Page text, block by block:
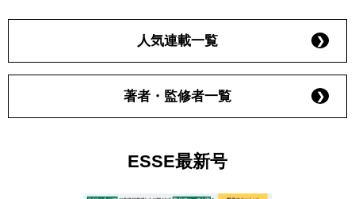
人気連載一覧
著者・監修者一覧
ESSE最新号